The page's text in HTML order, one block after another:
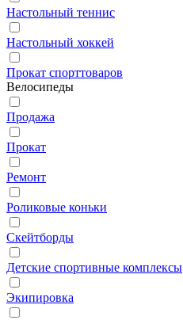
Настольный теннис
Настольный хоккей
Прокат спорттоваров
Велосипеды
Продажа
Прокат
Ремонт
Роликовые коньки
Скейтборды
Детские спортивные комплексы
Экипировка